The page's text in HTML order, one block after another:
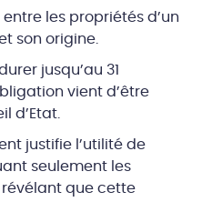
entre les propriétés d’un
son origine.
jusqu’au 31
vient d’être
d’Etat.
justifie l’utilité de
seulement les
révélant que cette